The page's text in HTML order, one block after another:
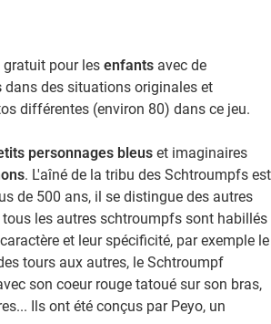
pour les enfantsavec de
dans des situations originales et
différentes (environ 80) dans ce jeu.
personnages bleuset imaginaires
. L'aîné de la tribu des Schtroumpfs est
de 500 ans, il se distingue des autres
les autres schtroumpfs sont habillés
et leur spécificité, par exemple le
tours aux autres, le Schtroumpf
son coeur rouge tatoué sur son bras,
Ils ont été conçus par Peyo, un